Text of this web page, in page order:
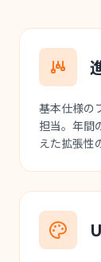
基本仕様の
担当。年間
えた拡張性